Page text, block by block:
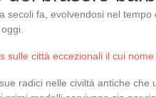
secoli fa, evolvendosi nel
sulle città eccezionali il cui
radici nelle civiltà antiche che